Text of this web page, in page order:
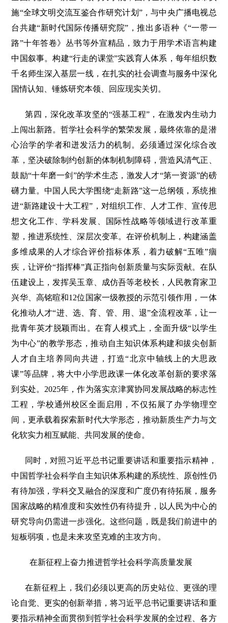
施“全球文明交流互鉴合作研究计划”，与中央广播电视总
台共建“新时代国际传播研究院”，推出多语种《“一带一
路”十年答卷》丛书等外宣精品，致力于用学术语言构建
中国叙事。构建“行走的课堂”实践育人体系，每年组织数
千名师生深入基层一线，在扎实的社会调查与服务中深化
国情认知、锤炼研究本领、回应现实关切。
第四，深化改革攻坚的“强基工程”，在激发内生动力
上闯出新路。哲学社会科学的繁荣发展，最终依靠的是潜
心治学的学者和迸发活力的机制。必须通过深化综合改
革，坚决破除制约创新的体制机制障碍，营造风清气正、
鼓励“十年磨一剑”的学术生态，激发人才“第一资源”的磅
礴力量。中国人民大学围绕“走新路”这一总纲领，系统推
进“新路建设十大工程”，对组织工作、人才工作、宣传思
想文化工作、学科发展、国际性战略等领域进行改革重
塑，推进系统性、深层次变革。在评价机制上，构建涵盖
多维成果的人才综合评价指标体系，着力破解“五唯”痼
疾，让评价“指挥棒”真正指向创新质量与实际贡献。在队
伍建设上，发挥吴玉章、成仿吾等老校长，人民教育家卫
兴华、高铭暄和12位国家一级教授的示范引领作用，一体
化推动人才“进、选、育、管、用、退”全流程改革，让一
批青年英才脱颖而出。在育人模式上，全面升级“以学生
为中心”的教学形态，推动自主知识体系构建和拔尖创新
人才自主培养同向共进，打造“北京中轴线上的大思政
课”等品牌，将大中小学思政课一体化改革创新的要求落
到实处。2025年，作为落实京津冀协同发展战略的标志性
工程，学校通州校区全面启用，不仅拓展了办学物理空
间，更承载着探索新时代大学形态，推动新质生产力与文
化软实力相互赋能、共同发展的使命。
同时，对照习近平总书记重要讲话和重要指示精神，
中国哲学社会科学自主知识体系构建的系统性、原创性仍
有待加强，学科交叉融合的深度和广度仍有待拓展，服务
国家战略的精准度和实效性仍有待提升，以人民为中心的
研究导向仍需进一步强化。这些问题，既是我们前进中的
短板弱项，也是未来攻坚克难的主攻方向。
在新征程上奋力推进哲学社会科学高质量发展
在新征程上，我们必须以更高的历史站位、更强的理
论自觉、更实的创新举措，将习近平总书记重要讲话和重
要指示精神全面贯彻到哲学社会科学发展的全过程、各方